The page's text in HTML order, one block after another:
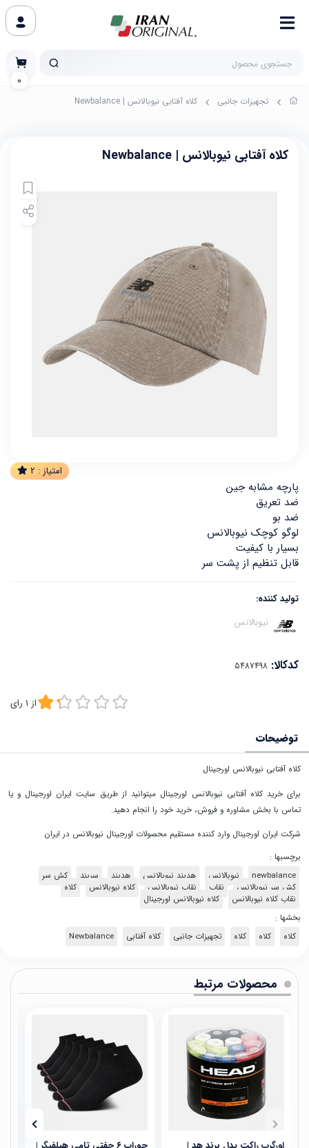
تجهیزات جانبی کلاه آفتابی نیوبالانس | Newbalance
کلاه آفتابی نیوبالانس | Newbalance
امتیاز : 2
پارچه مشابه جین
ضد تعریق
ضد بو
لوگو کوچک نیوبالانس
بسیار با کیفیت
قابل تنظیم از پشت سر
تولید کننده:
نیوبالانس
کدکالا:
از 1 رای
توضیحات
کلاه آفتابی نیوبالانس اورجینال
برای خرید کلاه آفتابی نیوبالانس اورجینال میتوانید از طریق سایت ایران اورجینال و یا
تماس با بخش مشاوره و فروش، خرید خود را انجام دهید.
شرکت ایران اورجینال وارد کننده مستقیم محصولات اورجینال نیوبالانس در ایران
برچسبها :
newbalance
نیوبالانس هدبند نیوبالانس هدبند سربند
کش سر
کش سر نیوبالانس
نقاب نقاب نیوبالانس کلاه نیوبالانس
کلاه
نقاب کلاه نیوبالانس
کلاه نیوبالانس اورجینال
بخشها :
کلاه
کلاه کلاه تجهیزات جانبی کلاه آفتابی Newbalance
محصولات مرتبط
0